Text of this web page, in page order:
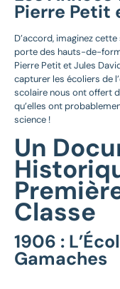
Pierre Petit
D’accord, imaginez
porte des hauts-de-
Pierre Petit et Jules
capturer les écoliers de
scolaire nous ont offert
qu’elles ont
science !
Un
Classe
1906 :
Gamaches